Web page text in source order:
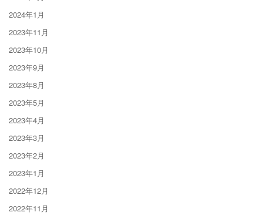
2024年1月
2023年11月
2023年10月
2023年9月
2023年8月
2023年5月
2023年4月
2023年3月
2023年2月
2023年1月
2022年12月
2022年11月